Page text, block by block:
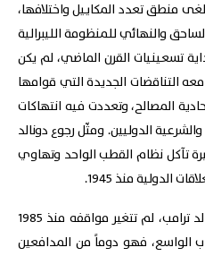
منطق تعدد المكاييل واختلافها،
والنهائي للمنظومة الليبرالية
تسعينيات القرن الماضي، لم يكن
التناقضات الجديدة التي قوامها
المصالح، وتعددت فيه انتهاكات
الدوليين. ومثّل رجوع دونالد
تآكل نظام القطب الواحد وتهاوي
منذ 1945.
وللتذكير، فإن الرئيس الأمريكي، دونالد ترامب، لم تتغير مواقفه منذ 1985
الواسع، فهو دوماً من المدافعين